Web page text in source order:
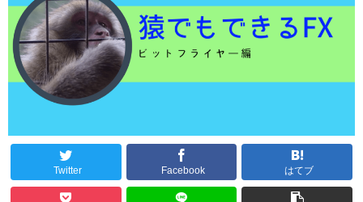
Twitter Facebook はてブ